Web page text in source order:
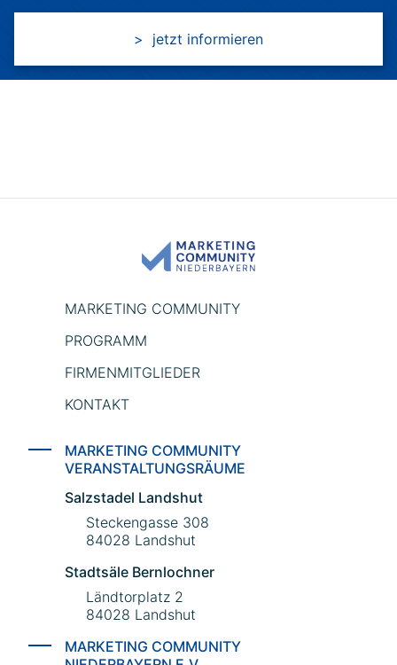
> jetzt informieren
MARKETING COMMUNITY
PROGRAMM
FIRMENMITGLIEDER
KONTAKT
MARKETING COMMUNITY
VERANSTALTUNGSRÄUME
Salzstadel Landshut
Steckengasse 308
84028 Landshut
Stadtsäle Bernlochner
Ländtorplatz 2
84028 Landshut
MARKETING COMMUNITY